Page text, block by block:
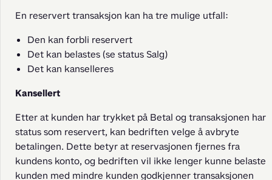
En reservert transaksjon kan ha tre mulige utfall:
Den kan forbli reservert
Det kan belastes (se status Salg)
Det kan kanselleres
Kansellert
Etter at kunden har trykket på Betal og transaksjonen har
status som reservert, kan bedriften velge å avbryte
betalingen. Dette betyr at reservasjonen fjernes fra
kundens konto, og bedriften vil ikke lenger kunne belaste
kunden med mindre kunden godkjenner transaksjonen